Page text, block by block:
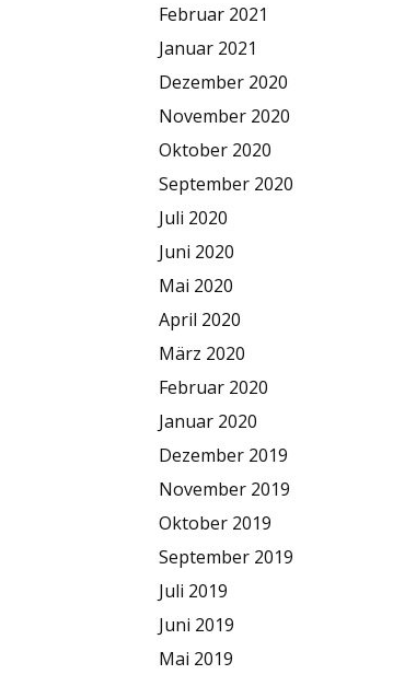
Februar 2021
Januar 2021
Dezember 2020
November 2020
Oktober 2020
September 2020
Juli 2020
Juni 2020
Mai 2020
April 2020
März 2020
Februar 2020
Januar 2020
Dezember 2019
November 2019
Oktober 2019
September 2019
Juli 2019
Juni 2019
Mai 2019